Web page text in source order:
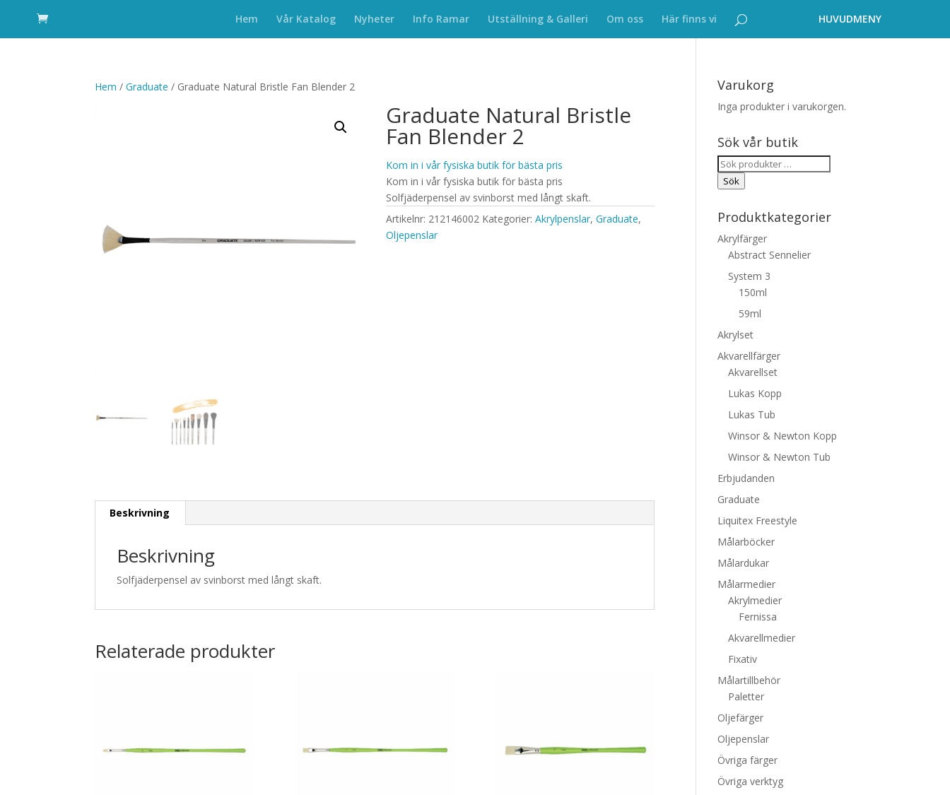
Hem Vår Katalog Nyheter Info Ramar Utställning & Galleri Om oss Här finns vi
Hem /Graduate / Graduate Natural Bristle Fan Blender 2
Graduate Natural Bristle
Fan Blender 2
Kom in i vår fysiska butik för bästa pris
Kom in i vår fysiska butik för bästa pris
Solfjäderpensel av svinborst med långt skaft.
Artikelnr: 212146002 Kategorier:Akrylpenslar,Graduate,
Oljepenslar
Beskrivning
Beskrivning
Solfjäderpensel av svinborst med långt skaft.
Relaterade produkter
Varukorg
Inga produkter i varukorgen.
Sök vår butik
Sök
efter:
Sök
Produktkategorier
Akrylfärger
Abstract Sennelier
System 3
150ml
59ml
Akrylset
Akvarellfärger
Akvarellset
Lukas Kopp
Lukas Tub
Winsor & Newton Kopp
Winsor & Newton Tub
Erbjudanden
Graduate
Liquitex Freestyle
Målarböcker
Målardukar
Målarmedier
Akrylmedier
Fernissa
Akvarellmedier
Fixativ
Målartillbehör
Paletter
Oljefärger
Oljepenslar
Övriga färger
Övriga verktyg